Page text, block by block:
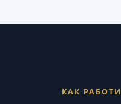
КАК РАБОТИ